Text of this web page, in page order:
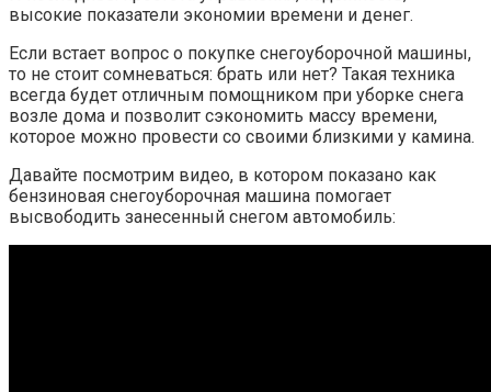
высокие показатели экономии времени и денег.
Если встает вопрос о покупке снегоуборочной машины,
то не стоит сомневаться: брать или нет? Такая техника
всегда будет отличным помощником при уборке снега
возле дома и позволит сэкономить массу времени,
которое можно провести со своими близкими у камина.
Давайте посмотрим видео, в котором показано как
бензиновая снегоуборочная машина помогает
высвободить занесенный снегом автомобиль: